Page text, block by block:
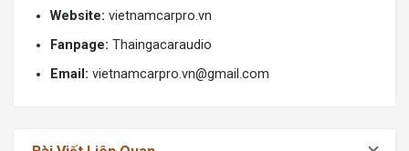
Website: vietnamcarpro.vn
Fanpage: Thaingacaraudio
Email: vietnamcarpro.vn@gmail.com